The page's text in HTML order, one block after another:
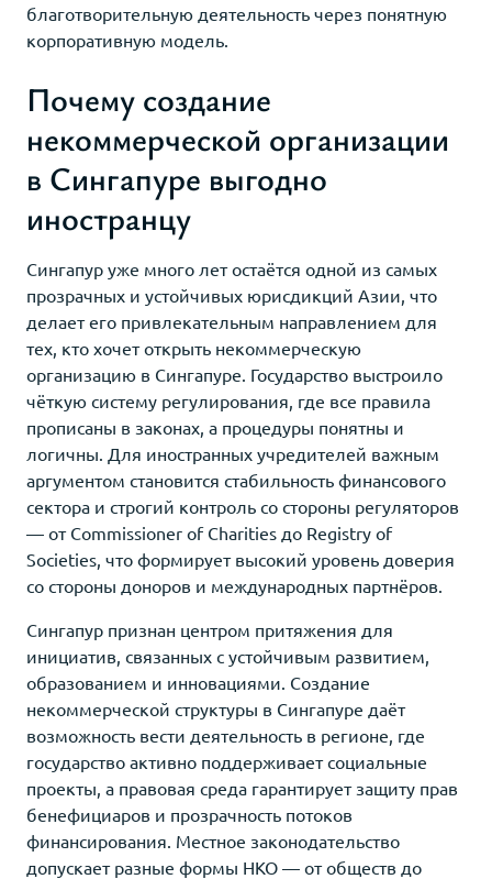
благотворительную деятельность через понятную
корпоративную модель.
Почему создание
некоммерческой организации
в Сингапуре выгодно
иностранцу
Сингапур уже много лет остаётся одной из самых
прозрачных и устойчивых юрисдикций Азии, что
делает его привлекательным направлением для
тех, кто хочет открыть некоммерческую
организацию в Сингапуре. Государство выстроило
чёткую систему регулирования, где все правила
прописаны в законах, а процедуры понятны и
логичны. Для иностранных учредителей важным
аргументом становится стабильность финансового
сектора и строгий контроль со стороны регуляторов
— от Commissioner of Charities до Registry of
Societies, что формирует высокий уровень доверия
со стороны доноров и международных партнёров.
Сингапур признан центром притяжения для
инициатив, связанных с устойчивым развитием,
образованием и инновациями. Создание
некоммерческой структуры в Сингапуре даёт
возможность вести деятельность в регионе, где
государство активно поддерживает социальные
проекты, а правовая среда гарантирует защиту прав
бенефициаров и прозрачность потоков
финансирования. Местное законодательство
допускает разные формы НКО — от обществ до